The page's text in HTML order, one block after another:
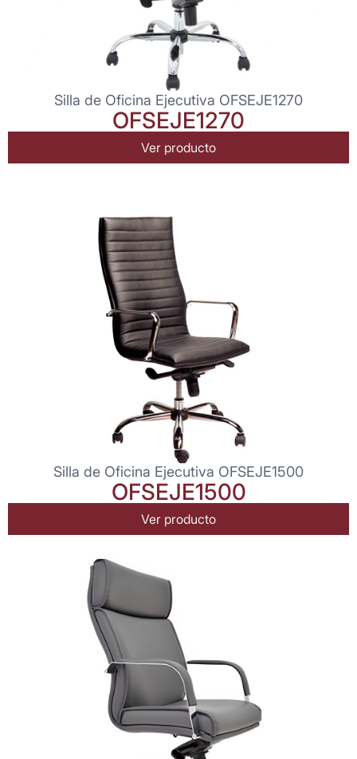
Silla de Oficina Ejecutiva OFSEJE1270
OFSEJE1270
Ver producto
Silla de Oficina Ejecutiva OFSEJE1500
OFSEJE1500
Ver producto